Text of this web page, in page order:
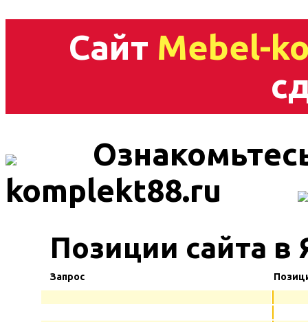
Сайт Mebel-
komplekt88.ru
Позиции сайта в
Запрос